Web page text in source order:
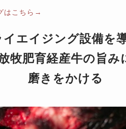
はこちら→
イエイジング設備を
牧肥育経産牛の旨み
磨きをかける